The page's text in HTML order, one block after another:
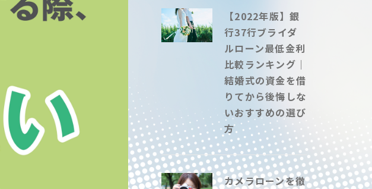
【2022年版】銀
行37行ブライダ
ルローン最低金利
比較ランキング｜
結婚式の資金を借
りてから後悔しな
いおすすめの選び
方
カメラローンを徹